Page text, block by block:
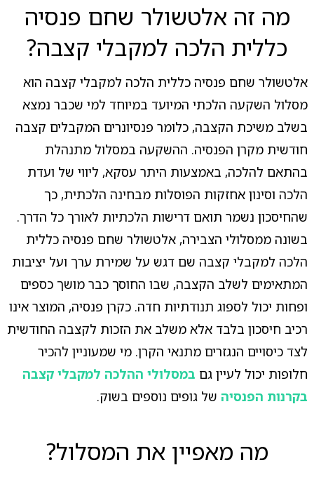
מה זה אלטשולר שחם פנסיה
כללית הלכה למקבלי קצבה?
אלטשולר שחם פנסיה כללית הלכה למקבלי קצבה הוא
מסלול השקעה הלכתי המיועד במיוחד למי שכבר נמצא
בשלב משיכת הקצבה, כלומר פנסיונרים המקבלים קצבה
חודשית מקרן הפנסיה. ההשקעה במסלול מתנהלת
בהתאם להלכה, באמצעות היתר עסקא, ליווי של ועדת
הלכה וסינון אחזקות הפוסלות מבחינה הלכתית, כך
שהחיסכון נשמר תואם דרישות הלכתיות לאורך כל הדרך.
בשונה ממסלולי הצבירה, אלטשולר שחם פנסיה כללית
הלכה למקבלי קצבה שם דגש על שמירת ערך ועל יציבות
המתאימים לשלב הקצבה, שבו החוסך כבר מושך כספים
ופחות יכול לספוג תנודתיות חדה. כקרן פנסיה, המוצר אינו
רכיב חיסכון בלבד אלא משלב את הזכות לקצבה החודשית
לצד כיסויים הנגזרים מתנאי הקרן. מי שמעוניין להכיר
חלופות יכול לעיין גם במסלולי ההלכה למקבלי קצבה
בקרנות הפנסיהשל גופים נוספים בשוק.
מה מאפיין את המסלול?